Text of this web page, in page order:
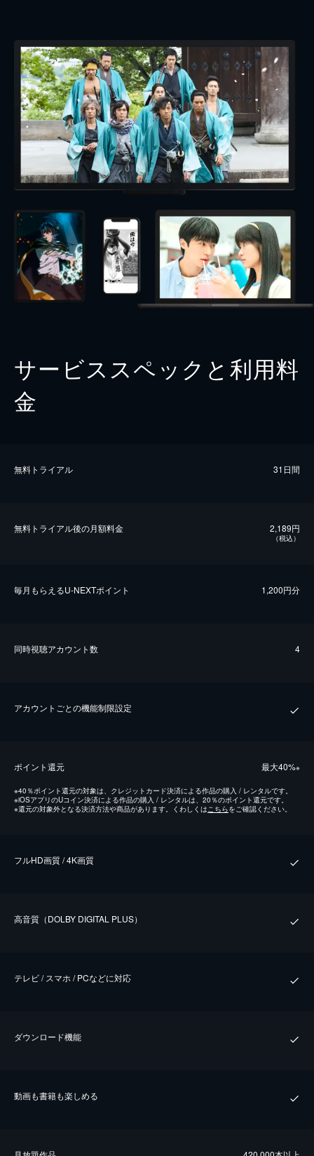
サービススペックと利用料
金
無料トライアル 31日間
無料トライアル後の⽉額料金 2,189円
（税込）
毎⽉もらえるU-NEXTポイント 1,200円分
同時視聴アカウント数 4
アカウントごとの機能制限設定
ポイント還元 最⼤40%※
※40％ポイント還元の対象は、クレジットカード決済による作品の購入 / レンタルです。
※iOSアプリのUコイン決済による作品の購入 / レンタルは、20％のポイント還元です。
※還元の対象外となる決済方法や商品があります。くわしくはこちらをご確認ください。
フルHD画質 / 4K画質
⾼⾳質（DOLBY DIGITAL PLUS）
テレビ / スマホ / PCなどに対応
ダウンロード機能
動画も書籍も楽しめる